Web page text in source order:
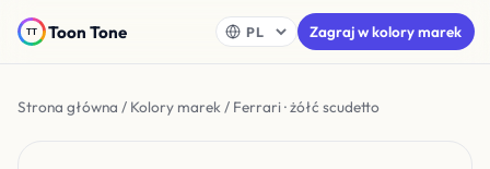
Toon Tone Zagraj w kolory marek
Strona główna / Kolory marek/ Ferrari · żółć scudetto